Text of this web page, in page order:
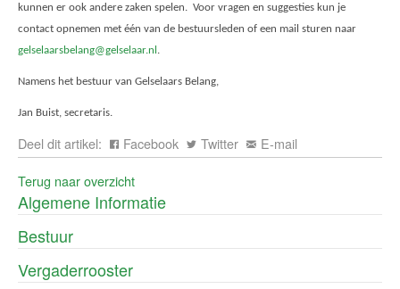
kunnen er ook andere zaken spelen. Voor vragen en suggesties kun je
contact opnemen met één van de bestuursleden of een mail sturen naar
gelselaarsbelang@gelselaar.nl .
Namens het bestuur van Gelselaars Belang,
Jan Buist, secretaris.
Deel dit artikel: Facebook Twitter
E-mail
Terug naar overzicht
Algemene Informatie
Bestuur
Vergaderrooster